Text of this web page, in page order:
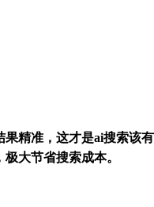
精准，这才是ai搜索该
大节省搜索成本。